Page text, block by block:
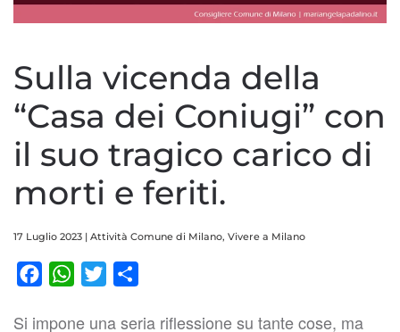
Sulla vicenda della
“Casa dei Coniugi” con
il suo tragico carico di
morti e feriti.
17 Luglio 2023 | Attività Comune di Milano, Vivere a Milano
FacebookWhatsApp
Twitter
Si impone una seria riflessione su tante cose, ma